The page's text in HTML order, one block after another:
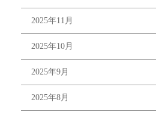
2025年11月
2025年10月
2025年9月
2025年8月